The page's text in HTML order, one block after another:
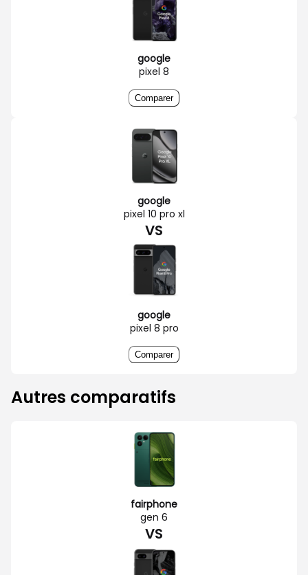
google
pixel 8
Comparer
google
pixel 10 pro xl
VS
google
pixel 8 pro
Comparer
Autres comparatifs
fairphone
gen 6
VS